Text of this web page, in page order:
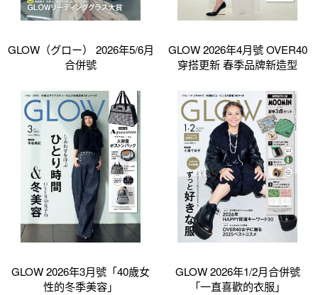
GLOW（グロー） 2026年5/6月
合併號
GLOW 2026年4月號 OVER40
穿搭更新 春季品牌新造型
GLOW 2026年3月號「40歲女
性的冬季美容」
GLOW 2026年1/2月合併號
「一直喜歡的衣服」